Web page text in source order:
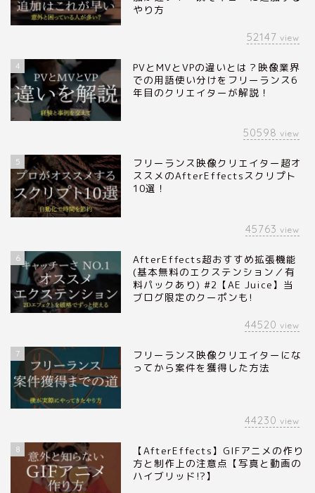
やり方
52147 view
4
PVとMVとVPの違いとは？映像業界
での用語使い分けをフリーランス6
年目のクリエイターが解説！
50598 view
5
フリーランス映像クリエイター超オ
ススメのAfterEffectsスクリプト
10選！
45763 view
6
AfterEffects超おすすめ拡張機能
(基本無料のエクステンション／有
料パックあり) #2【AE Juice】当
ブログ限定のクーポンも!
44520 view
7
フリーランス映像クリエイターにな
ってから案件を獲得した方法
44230 view
8
【AfterEffects】GIFアニメの作り
方と制作上の注意点【写真と動画の
ハイブリッド!?】